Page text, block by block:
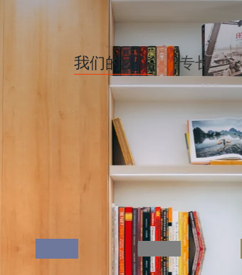
我们的团队 专长